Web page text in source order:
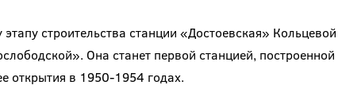
строительства станции «Достоевская» Кольцевой
Она станет первой станцией, построенной
открытия в 1950-1954 годах.